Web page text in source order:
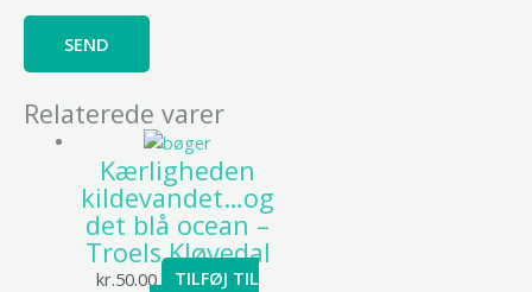
Relaterede varer
Kærligheden
kildevandet…og
det blå ocean –
Troels Kløvedal
kr.50.00
TILFØJ TIL